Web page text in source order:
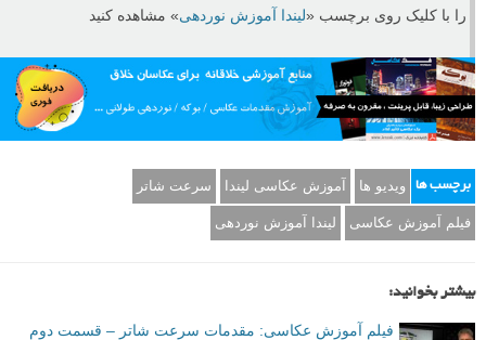
را با کلیک روی برچسب «لیندا آموزش نوردهی» مشاهده کنید
برچسب ها ویدیو ها آموزش عکاسی لیندا سرعت شاتر
فیلم آموزش عکاسی لیندا آموزش نوردهی
بیشتر بخوانید:
فیلم آموزش عکاسی: مقدمات سرعت شاتر – قسمت دوم